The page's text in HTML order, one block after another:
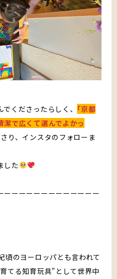
くださったらしく、 ｢京都
で広くて選んでよかっ
り、インスタのフォローま
した
ーーーーーーーーーーーーー
頃のヨーロッパとも言われて
てる知育玩具”として世界中